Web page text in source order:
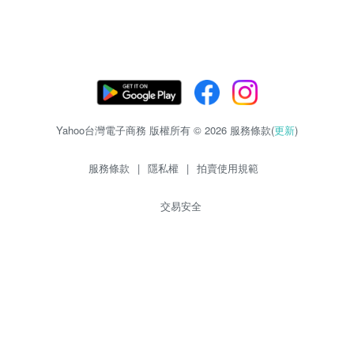
Yahoo台灣電子商務 版權所有 © 2026 服務條款(更新)
服務條款 | 隱私權 | 拍賣使用規範
交易安全